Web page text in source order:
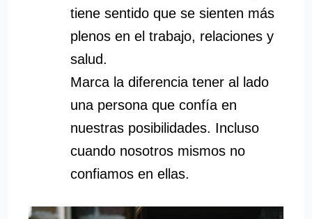
tiene sentido que se sienten más
plenos en el trabajo, relaciones y
salud.
Marca la diferencia tener al lado
una persona que confía en
nuestras posibilidades. Incluso
cuando nosotros mismos no
confiamos en ellas.